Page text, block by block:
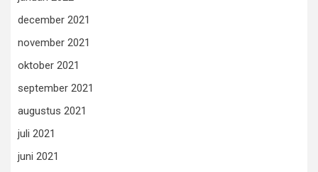
december 2021
november 2021
oktober 2021
september 2021
augustus 2021
juli 2021
juni 2021